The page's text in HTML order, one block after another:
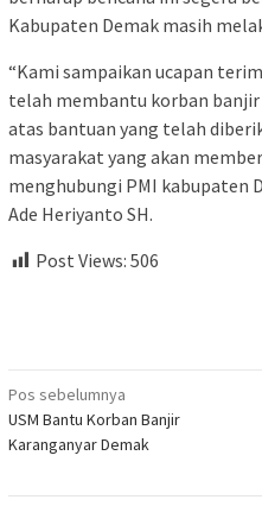
Kabupaten Demak masih
“Kami sampaikan ucapan
telah membantu korban
atas bantuan yang telah
masyarakat yang akan
menghubungi PMI kabupaten
Ade Heriyanto SH.
Post Views: 506
Navigasi
pos
Pos sebelumnya
USM Bantu Korban Banjir
Karanganyar Demak